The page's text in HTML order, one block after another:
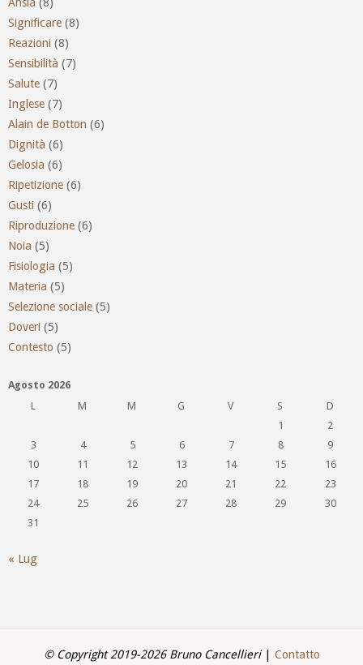
Significare (8)
Reazioni (8)
Sensibilità (7)
Salute (7)
Inglese (7)
Alain de Botton (6)
Dignità (6)
Gelosia (6)
Ripetizione (6)
Gusti (6)
Riproduzione (6)
Noia (5)
Fisiologia (5)
Materia (5)
Selezione sociale (5)
Doveri (5)
Contesto (5)
Agosto 2026
L
M M G V S
D
1
2
3
4 5 6 7 8
9
10
11 12 13 14 15
16
17
18 19 20 21 22
23
24
25 26 27 28 29
30
31
« Lug
© Copyright 2019-2026 Bruno Cancellieri| Contatto